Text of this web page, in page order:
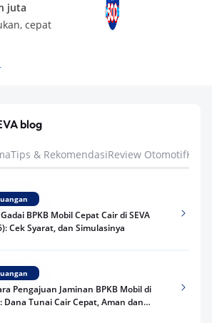
juta
cepat
blog
Tips & RekomendasiReview Otomotif
BPKB Mobil Cepat Cair di SEVA
Cek Syarat, dan Simulasinya
Pengajuan Jaminan BPKB Mobil di
Dana Tunai Cair Cepat, Aman dan